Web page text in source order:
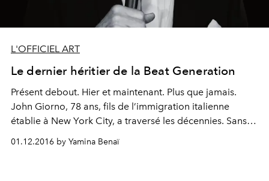
L'OFFICIEL ART
Le dernier héritier de la Beat Generation
Présent debout. Hier et maintenant. Plus que jamais.
John Giorno, 78 ans, fils de l’immigration italienne
établie à New York City, a traversé les décennies. Sans
jamais entrer dans le rang. Un œuvre, un chemin de vie
à découvrir au Palais de Tokyo dans "I Love John
01.12.2016 by Yamina Benaï